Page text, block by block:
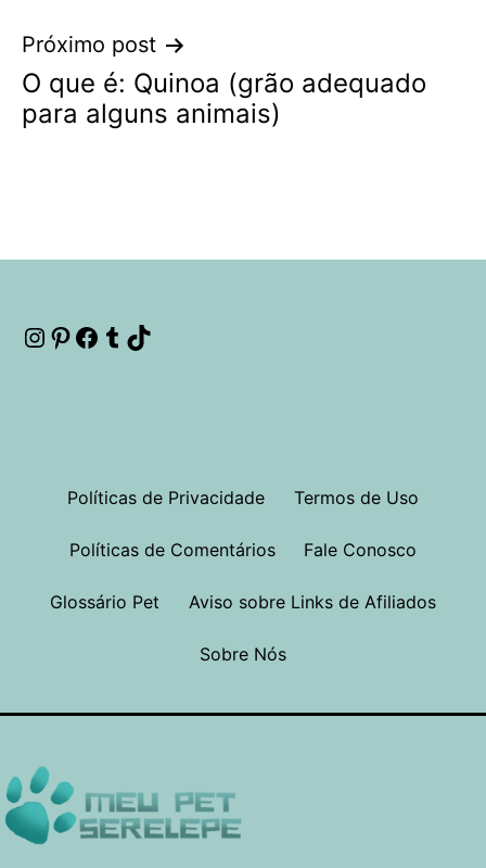
Próximo post
O que é: Quinoa (grão adequado
para alguns animais)
Instagram
Pinterest
Facebook
Tumblr
Políticas de Privacidade Termos de Uso
Políticas de Comentários Fale Conosco
Glossário Pet Aviso sobre Links de Afiliados
Sobre Nós